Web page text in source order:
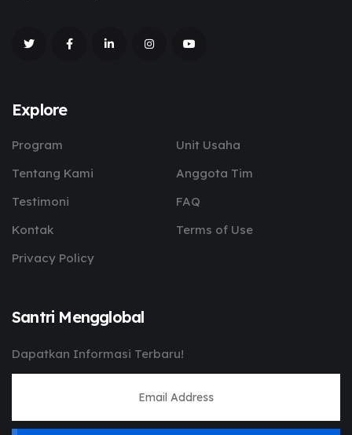
Explore
Program
Unit Usaha
Tentang Kami
Anggota Tim
Testimoni
FAQ
Kontak
Terms of Use
Privacy Policy
Santri Mengglobal
Dapatkan Informasi Terbaru!